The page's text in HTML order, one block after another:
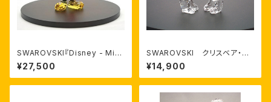
SWAROVSKI『Disney - Mick
ey Mouse(ミッキーマウス)』ス
ワロフスキー商品番号 111883
0
¥27,500
SWAROVSKI クリスベア・Th
e First Kiss
¥14,900